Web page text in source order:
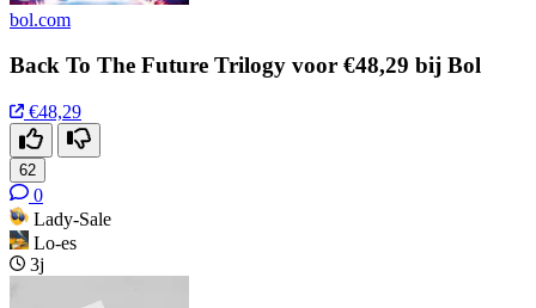
bol.com
Back To The Future Trilogy voor €48,29 bij Bol
€48,29
62
0
Lady-Sale
Lo-es
3j